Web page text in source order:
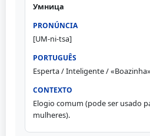
Умница
[UM-ni-tsa]
Esperta / Inteligente / «Boazinha»
Elogio comum (pode ser usado
mulheres).